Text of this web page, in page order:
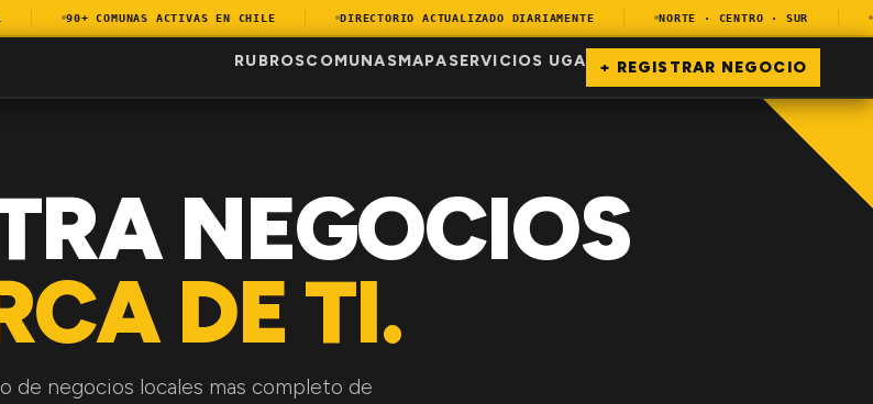
90+ COMUNAS ACTIVAS EN CHILE DIRECTORIO ACTUALIZADO DIARIAMENTE NORTE · CENTRO · SUR
RUBROSCOMUNASMAPASERVICIOS UGA + REGISTRAR NEGOCIO
NEGOCIOS
DE TI.
de negocios locales mas completo de